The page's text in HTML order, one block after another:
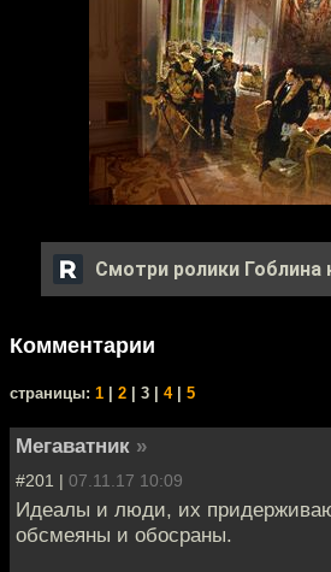
Смотри ролики Гоблина
Комментарии
cтраницы: 1 2 | 3 | 4| 5
Мегаватник »
#201 | 07.11.17 10:09
Идеалы и люди, их
обсмеяны и обосраны.